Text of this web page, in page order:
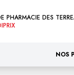
PHARMACIE DES
NOS